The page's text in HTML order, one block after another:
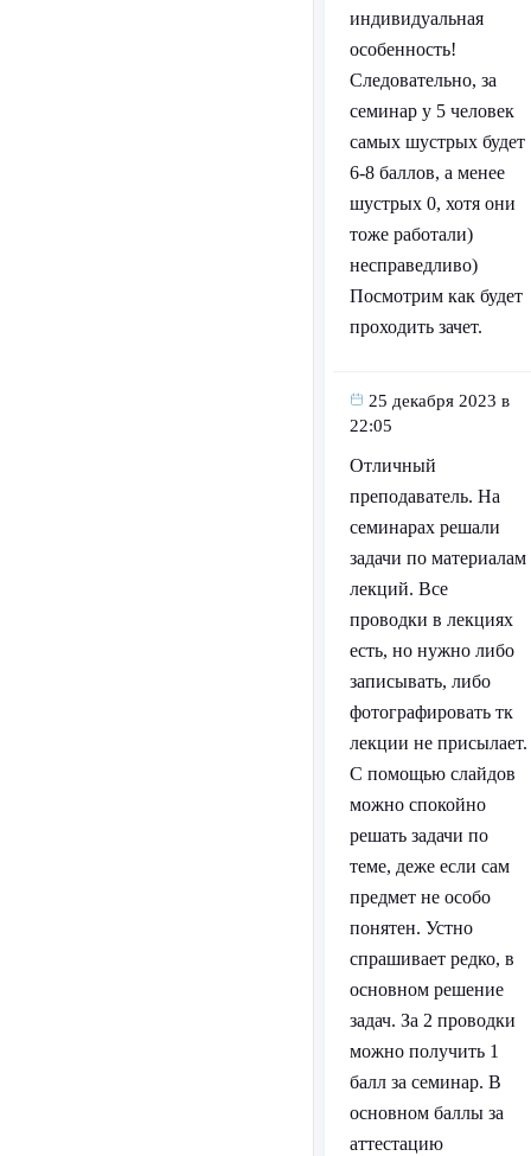
индивидуальная
особенность!
Следовательно, за
семинар у 5 человек
самых шустрых будет
6-8 баллов, а менее
шустрых 0, хотя они
тоже работали)
несправедливо)
Посмотрим как будет
проходить зачет.
25 декабря 2023 в
22:05
Отличный
преподаватель. На
семинарах решали
задачи по материалам
лекций. Все
проводки в лекциях
есть, но нужно либо
записывать, либо
фотографировать тк
лекции не присылает.
С помощью слайдов
можно спокойно
решать задачи по
теме, деже если сам
предмет не особо
понятен. Устно
спрашивает редко, в
основном решение
задач. За 2 проводки
можно получить 1
балл за семинар. В
основном баллы за
аттестацию